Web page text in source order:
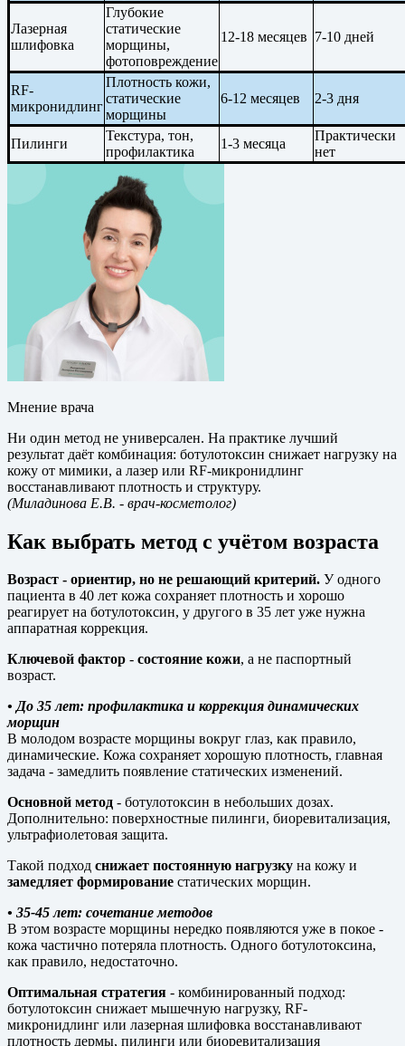
Лазерная
шлифовка
Глубокие
статические
морщины,
фотоповреждение
12-18 месяцев 7-10 дней
RF-
микронидлинг
Плотность кожи,
статические
морщины
6-12 месяцев 2-3 дня
Пилинги
Текстура, тон,
профилактика
1-3 месяца
Практически
нет
Мнение врача
Ни один метод не универсален. На практике лучший
результат даёт комбинация: ботулотоксин снижает нагрузку на
кожу от мимики, а лазер или RF-микронидлинг
восстанавливают плотность и структуру.
(Миладинова Е.В. - врач-косметолог)
Как выбрать метод с учётом возраста
Возраст - ориентир, но не решающий критерий. У одного
пациента в 40 лет кожа сохраняет плотность и хорошо
реагирует на ботулотоксин, у другого в 35 лет уже нужна
аппаратная коррекция.
Ключевой фактор - состояние кожи, а не паспортный
возраст.
• До 35 лет: профилактика и коррекция динамических
морщин
В молодом возрасте морщины вокруг глаз, как правило,
динамические. Кожа сохраняет хорошую плотность, главная
задача - замедлить появление статических изменений.
Основной метод - ботулотоксин в небольших дозах.
Дополнительно: поверхностные пилинги, биоревитализация,
ультрафиолетовая защита.
Такой подход снижает постоянную нагрузку на кожу и
замедляет формирование статических морщин.
• 35-45 лет: сочетание методов
В этом возрасте морщины нередко появляются уже в покое -
кожа частично потеряла плотность. Одного ботулотоксина,
как правило, недостаточно.
Оптимальная стратегия - комбинированный подход:
ботулотоксин снижает мышечную нагрузку, RF-
микронидлинг или лазерная шлифовка восстанавливают
плотность дермы, пилинги или биоревитализация